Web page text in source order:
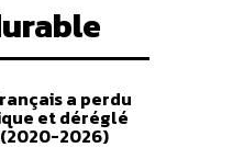
a perdu
et déréglé
2026)